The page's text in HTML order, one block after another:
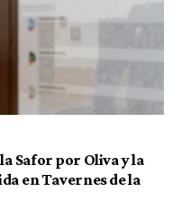
Safor por Oliva y la
en Tavernes de la